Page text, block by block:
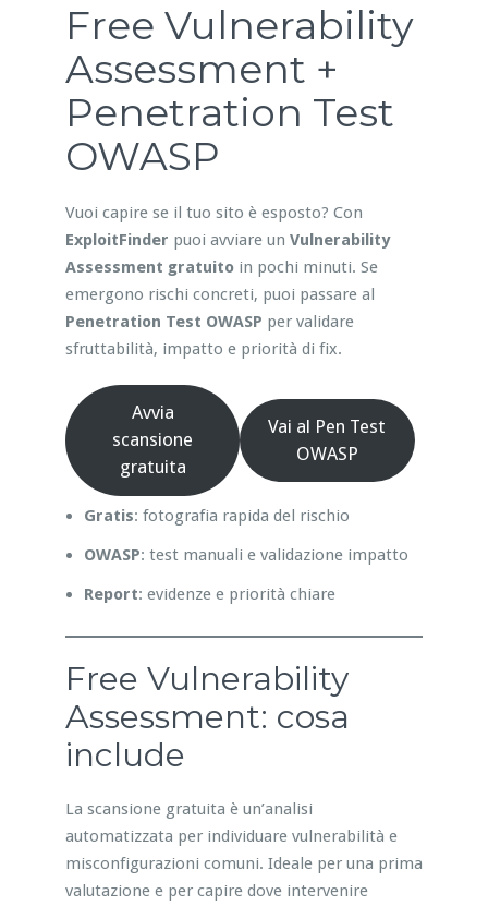
Free Vulnerability
Assessment +
Penetration Test
OWASP
Vuoi capire se il tuo sito è esposto? Con
ExploitFinder puoi avviare un Vulnerability
Assessment gratuitoin pochi minuti. Se
emergono rischi concreti, puoi passare al
Penetration Test OWASP per validare
sfruttabilità, impatto e priorità di fix.
Avvia
scansione
gratuita
Vai al Pen Test
OWASP
Gratis: fotografia rapida del rischio
OWASP: test manuali e validazione impatto
Report: evidenze e priorità chiare
Free Vulnerability
Assessment: cosa
include
La scansione gratuita è un’analisi
automatizzata per individuare vulnerabilità e
misconfigurazioni comuni. Ideale per una prima
valutazione e per capire dove intervenire